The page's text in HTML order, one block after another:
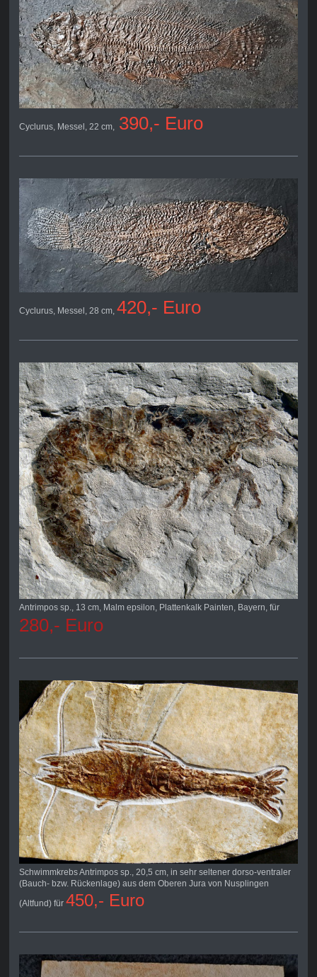
Cyclurus, Messel, 22 cm, 390,- Euro
Cyclurus, Messel, 28 cm, 420,- Euro
Antrimpos sp., 13 cm, Malm epsilon, Plattenkalk Painten, Bayern, für
280,- Euro
Schwimmkrebs Antrimpos sp., 20,5 cm, in sehr seltener dorso-ventraler
(Bauch- bzw. Rückenlage) aus dem Oberen Jura von Nusplingen
(Altfund) für 450,- Euro